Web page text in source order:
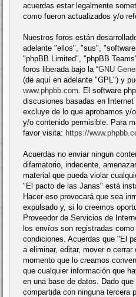
acuerdas estar legalmente
como fueron actualizados y/o
Nuestros foros están
adelante "ellos", "sus",
"phpBB Limited", "phpBB
foros liberada bajo la “GNU
(de aquí en adelante "GPL") y
www.phpbb.com . El software
discusiones basadas en
excluye de lo que aprobamos y/
y/o contenido permisible. Para
favor visita: https://
Acuerdas no enviar ningun
difamatorio, indecente,
material que pueda violar
"El pacto de las Janas" está
Hacer eso provocará que sea
expulsado y, si lo creemos
Proveedor de Servicios de
los envíos son registradas
condiciones. Acuerdas que "El
a eliminar, editar, mover o
momento que lo creamos
que cualquier información que
en una base de datos. Dado
compartida con ninguna tercera